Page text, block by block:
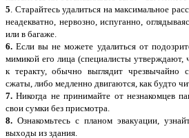
5. Старайтесь удалиться на максимальное
неадекватно, нервозно, испуганно,
или в багаже.
6. Если вы не можете удалиться от
мимикой его лица (специалисты утверждают,
к теракту, обычно выглядит чрезвычайно
сжаты, либо медленно двигаются, как будто
7. Никогда не принимайте от незнакомцев
свои сумки без присмотра.
8. Ознакомьтесь с планом эвакуации,
выходы из здания.